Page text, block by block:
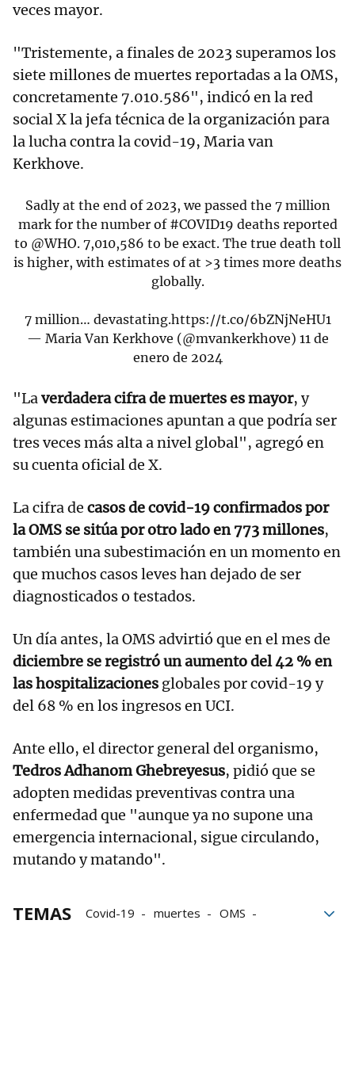
veces mayor.
"Tristemente, a finales de 2023 superamos los
siete millones de muertes reportadas a la OMS,
concretamente 7.010.586", indicó en la red
social X la jefa técnica de la organización para
la lucha contra la covid-19, Maria van
Kerkhove.
Sadly at the end of 2023, we passed the 7 million
mark for the number of #COVID19 deaths reported
to @WHO. 7,010,586 to be exact. The true death toll
is higher, with estimates of at >3 times more deaths
globally.
7 million… devastating.https://t.co/6bZNjNeHU1
— Maria Van Kerkhove (@mvankerkhove) 11 de
enero de 2024
"Laverdadera cifra de muertes es mayor, y
algunas estimaciones apuntan a que podría ser
tres veces más alta a nivel global", agregó en
su cuenta oficial de X.
La cifra de casos de covid-19 confirmados por
la OMS se sitúa por otro lado en 773 millones,
también una subestimación en un momento en
que muchos casos leves han dejado de ser
diagnosticados o testados.
Un día antes, la OMS advirtió que en el mes de
diciembre se registró un aumento del 42 % en
las hospitalizaciones globales por covid-19 y
del 68 % en los ingresos en UCI.
Ante ello, el director general del organismo,
Tedros Adhanom Ghebreyesus, pidió que se
adopten medidas preventivas contra una
enfermedad que "aunque ya no supone una
emergencia internacional, sigue circulando,
mutando y matando".
TEMAS Covid-19 muertes
OMS